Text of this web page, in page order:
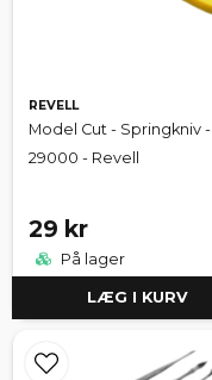
REVELL
Model Cut - Springkniv -
29000 - Revell
29 kr
På lager
LÆG I KURV